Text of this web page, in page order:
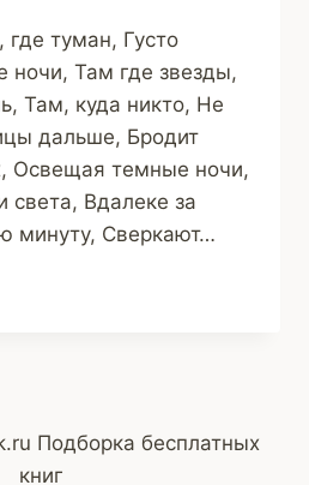
туман, Густо
ночи, Там где звезды,
Там, куда никто, Не
дальше, Бродит
Освещая темные ночи,
света, Вдалеке за
минуту, Сверкают…
Подборка бесплатных
книг